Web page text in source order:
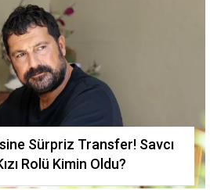
Sürpriz Transfer! Savcı
Rolü Kimin Oldu?